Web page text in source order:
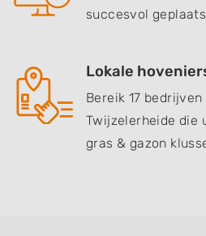
succesvol
Lokale
Bereik 17
Twijzelerheide die
gras & gazon